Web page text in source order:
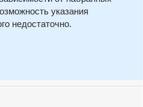
указания
недостаточно.